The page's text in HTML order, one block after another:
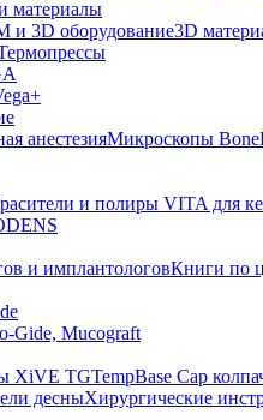
материалы
и 3D оборудование3D
анестезияМикроскопы
и полиры VITA для
и имплантологовКниги по
Gide, Mucograft
XiVE TGTempBase Cap
десныХирургические